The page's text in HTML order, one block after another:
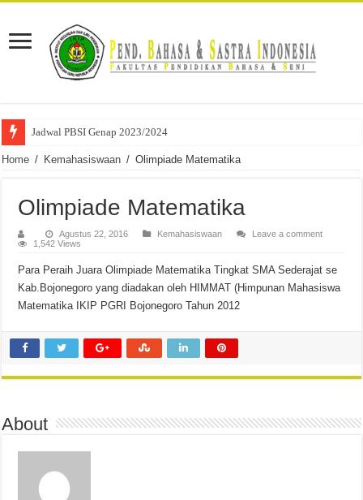
Jadwal PBSI Genap 2023/2024
Home / Kemahasiswaan / Olimpiade Matematika
Olimpiade Matematika
Agustus 22, 2016 Kemahasiswaan
Leave a comment
1,542 Views
Para Peraih Juara Olimpiade Matematika Tingkat SMA Sederajat se
Kab.Bojonegoro yang diadakan oleh HIMMAT (Himpunan Mahasiswa
Matematika IKIP PGRI Bojonegoro Tahun 2012
About